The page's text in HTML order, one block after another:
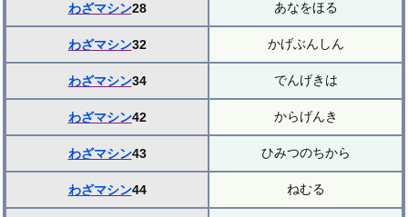
わざマシン28 あなをほる
わざマシン32 かげぶんしん
わざマシン34 でんげきは
わざマシン42 からげんき
わざマシン43 ひみつのちから
わざマシン44 ねむる